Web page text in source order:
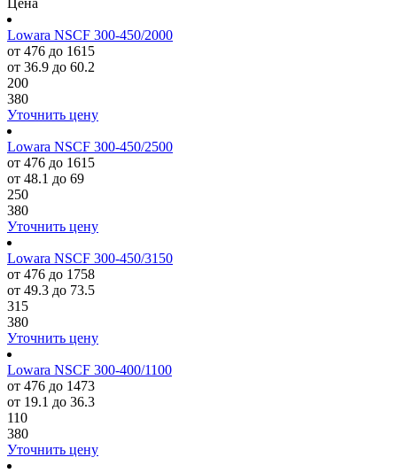
Цена
Lowara NSCF 300-450/2000
от 476 до 1615
от 36.9 до 60.2
200
380
Уточнить цену
Lowara NSCF 300-450/2500
от 476 до 1615
от 48.1 до 69
250
380
Уточнить цену
Lowara NSCF 300-450/3150
от 476 до 1758
от 49.3 до 73.5
315
380
Уточнить цену
Lowara NSCF 300-400/1100
от 476 до 1473
от 19.1 до 36.3
110
380
Уточнить цену